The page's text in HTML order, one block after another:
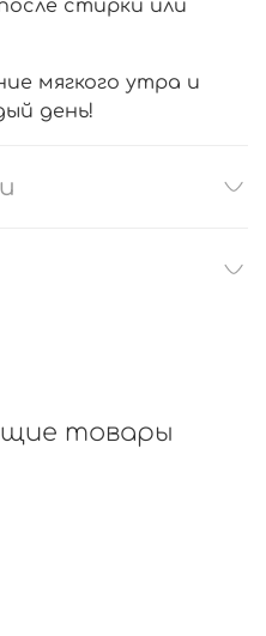
стирки или
мягкого утра и
день!
товары